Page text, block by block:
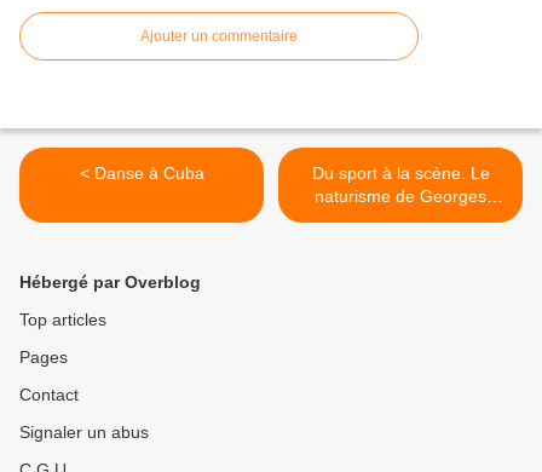
Ajouter un commentaire
< Danse à Cuba
Du sport à la scène. Le
naturisme de Georges
Hébert (1875-1957) >
Hébergé par Overblog
Top articles
Pages
Contact
Signaler un abus